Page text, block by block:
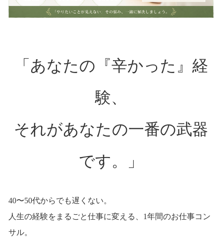
「あなたの『辛かった』経
験、
それがあなたの一番の武器
です。」
40〜50代からでも遅くない。
人生の経験をまるごと仕事に変える、1年間のお仕事コン
サル。